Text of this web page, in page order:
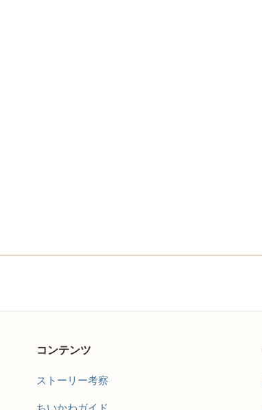
コンテンツ
ストーリー考察
ちいかわガイド